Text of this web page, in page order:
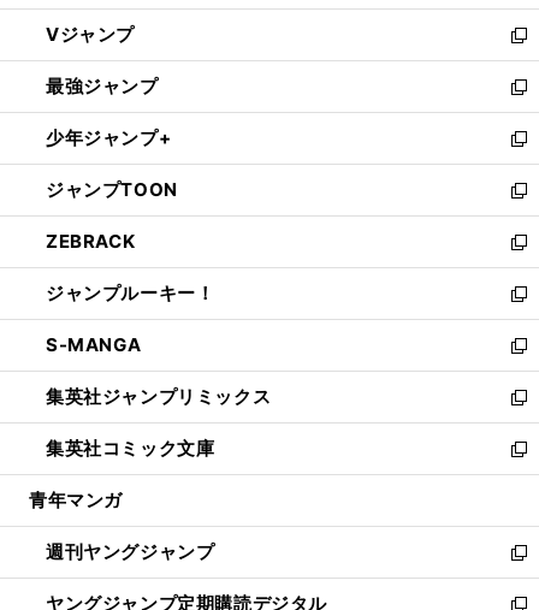
ウ
ィ
ン
ド
ウ
で
開
く
し
い
ウ
ィ
ン
ド
ウ
で
開
く
Vジャンプ
新
し
い
ウ
ィ
ン
ド
ウ
で
開
く
最強ジャンプ
新
し
い
ウ
ィ
ン
ド
ウ
で
開
く
少年ジャンプ+
新
し
い
ウ
ィ
ン
ド
ウ
で
開
く
ジャンプTOON
新
し
い
ウ
ィ
ン
ド
ウ
で
開
く
ZEBRACK
新
し
い
ウ
ィ
ン
ド
ウ
で
開
ジャンプルーキー！
新
し
い
ウ
ィ
ン
ド
ウ
開
く
S-MANGA
新
し
い
ウ
ィ
ン
ウ
で
開
く
集英社ジャンプリミックス
新
し
い
ウ
ン
ド
ウ
で
集英社コミック文庫
新
し
ウ
ィ
ン
ド
青年マンガ
週刊ヤングジャンプ
新
し
ヤングジャンプ定期購読デジタル